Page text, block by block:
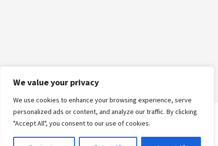
We value your privacy
We use cookies to enhance your browsing experience, serve
personalized ads or content, and analyze our traffic. By clicking
"Accept All", you consent to our use of cookies.
Logga in